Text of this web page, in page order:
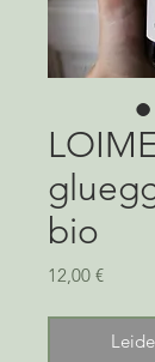
bio
12,00 €Preis